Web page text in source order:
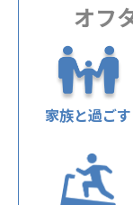
オフ
家族と過ごす